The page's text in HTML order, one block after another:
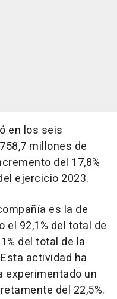
en los seis
millones de
del 17,8%
ejercicio 2023.
es la de
92,1% del total de
del total de la
actividad ha
experimentado un
del 22,5%.